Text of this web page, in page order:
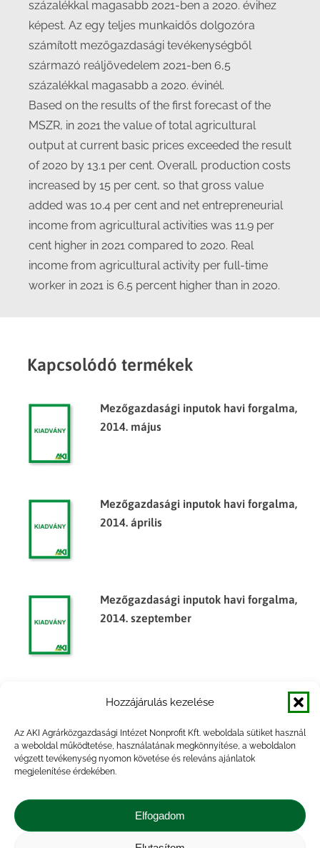
Hozzájárulás kezelése
Az AKI Agrárközgazdasági Intézet Nonprofit Kft. weboldala sütiket használ
a weboldal működtetése, használatának megkönnyítése, a weboldalon
végzett tevékenység nyomon követése és releváns ajánlatok
megjelenítése érdekében.
Elfogadom
százalékkal magasabb 2021-ben a 2020. évihez
képest. Az egy teljes munkaidős dolgozóra
számított mezőgazdasági tevékenységből
származó reáljövedelem 2021-ben 6,5
százalékkal magasabb a 2020. évinél.
Based on the results of the first forecast of the
MSZR, in 2021 the value of total agricultural
output at current basic prices exceeded the result
of 2020 by 13.1 per cent. Overall, production costs
increased by 15 per cent, so that gross value
added was 10.4 per cent and net entrepreneurial
income from agricultural activities was 11.9 per
cent higher in 2021 compared to 2020. Real
income from agricultural activity per full-time
worker in 2021 is 6.5 percent higher than in 2020.
Kapcsolódó termékek
Mezőgazdasági inputok havi forgalma,
2014. május
Mezőgazdasági inputok havi forgalma,
2014. április
Mezőgazdasági inputok havi forgalma,
2014. szeptember
Mezőgazdasági inputok havi forgalma,
2015. március